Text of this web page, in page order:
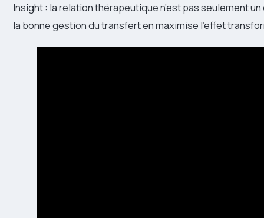
Insight : la relation thérapeutique n’est pas seulement
la bonne gestion du transfert en maximise l’effet